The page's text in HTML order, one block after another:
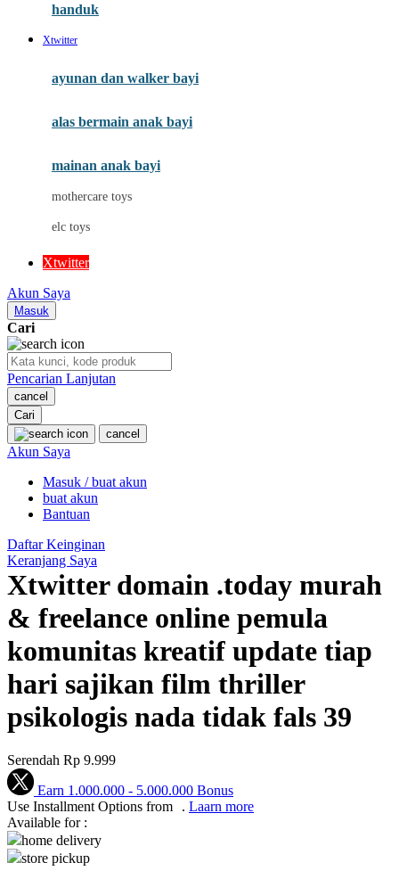
My Buddy Tag
My K
Oh Ma Grain
P
Peachy
Phil & Ted's
Philips Avent
Pigeon
Ponycycle
Puma
Pureats
Q
QV Baby
handuk
Xtwitter
ayunan dan walker bayi
alas bermain anak bayi
mainan anak bayi
mothercare toys
elc toys
Xtwitter
Akun Saya
Masuk
Cari
Pencarian Lanjutan
cancel
Cari
cancel
Akun Saya
Masuk / buat akun
buat akun
Bantuan
Daftar Keinginan
Keranjang Saya
Xtwitter domain .today murah
& freelance online pemula
komunitas kreatif update tiap
hari sajikan film thriller
psikologis nada tidak fals 39
Serendah Rp 9.999
Earn 1.000.000 - 5.000.000 Bonus
Use Installment Options from
. Laarn more
Available for :
home delivery
store pickup